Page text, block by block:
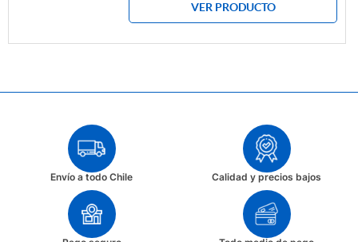
VER PRODUCTO
Envío a todo Chile Calidad y precios bajos